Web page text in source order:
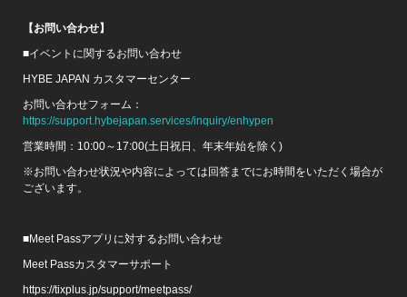
【お問い合わせ】
■イベントに関するお問い合わせ
HYBE JAPAN カスタマーセンター
お問い合わせフォーム：
https://support.hybejapan.services/inquiry/enhypen
営業時間：10:00～17:00(土日祝日、年末年始を除く)
※お問い合わせ状況や内容によっては回答までにお時間をいただく場合が
ございます。
■Meet Passアプリに対するお問い合わせ
Meet Passカスタマーサポート
https://tixplus.jp/support/meetpass/